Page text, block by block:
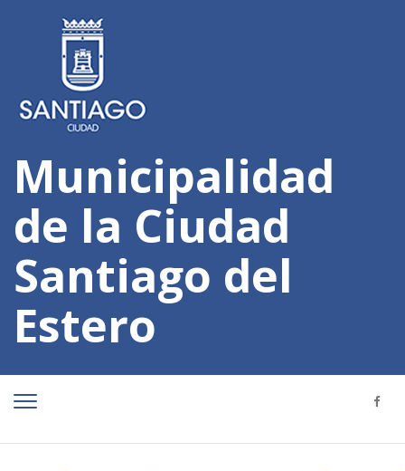
Municipalidad
de la Ciudad
Santiago del
Estero